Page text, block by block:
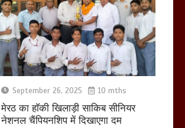
आखिर क्यों जैनुल
सालीकिन को शहर काजी
नहीं बनने देना चाहते सुने
क्या कहा मौलाना कारी
शफीकुर्रहमान रहमान ने
March 11, 2025
September 26, 2025 10 mths
मेरठ का हाॅकी खिलाड़ी साकिब सीनियर
नेशनल चैंपियनशिप में दिखाएगा दम